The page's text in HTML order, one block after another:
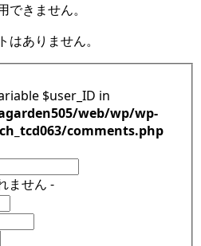
できません。
はありません。
$user_ID in
web/wp/wp-
comments.php
ません -